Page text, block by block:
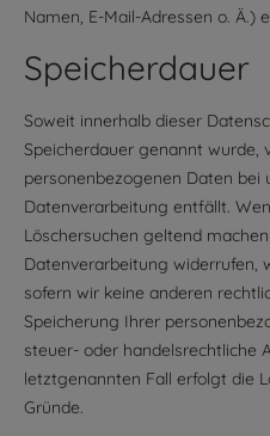
Namen, E-Mail-Adressen o. Ä.)
Speicherdauer
Soweit innerhalb dieser
Speicherdauer genannt wurde,
personenbezogenen Daten bei
Datenverarbeitung entfällt.
Löschersuchen geltend
Datenverarbeitung widerrufen,
sofern wir keine anderen
Speicherung Ihrer
steuer- oder handelsrechtliche
letztgenannten Fall erfolgt die
Gründe.